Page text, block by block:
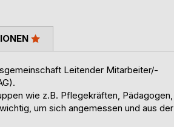
Leitender Mitarbeiter/-
wie z.B. Pflegekräften, Pädagogen,
um sich angemessen und aus der